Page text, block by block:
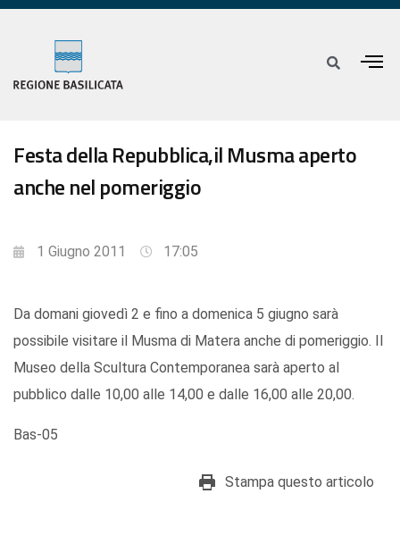
Festa della Repubblica,il Musma aperto
anche nel pomeriggio
1 Giugno 2011 17:05
Da domani giovedì 2 e fino a domenica 5 giugno sarà
possibile visitare il Musma di Matera anche di pomeriggio. Il
Museo della Scultura Contemporanea sarà aperto al
pubblico dalle 10,00 alle 14,00 e dalle 16,00 alle 20,00.
Bas-05
Stampa questo articolo